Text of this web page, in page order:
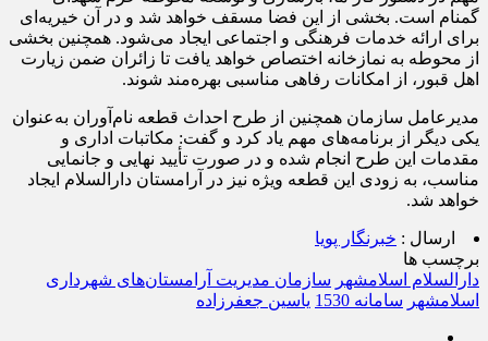
گمنام است. بخشی از این فضا مسقف خواهد شد و در آن خیریه‌ای
برای ارائه خدمات فرهنگی و اجتماعی ایجاد می‌شود. همچنین بخشی
از محوطه به نمازخانه اختصاص خواهد یافت تا زائران ضمن زیارت
اهل قبور، از امکانات رفاهی مناسبی بهره‌مند شوند.
مدیرعامل سازمان همچنین از طرح احداث قطعه نام‌آوران به‌عنوان
یکی دیگر از برنامه‌های مهم یاد کرد و گفت: مکاتبات اداری و
مقدمات این طرح انجام شده و در صورت تأیید نهایی و جانمایی
مناسب، به زودی این قطعه ویژه نیز در آرامستان دارالسلام ایجاد
خواهد شد.
ارسال : خبرنگار پویا
برچسب ها
دارالسلام اسلامشهر سازمان مدیریت آرامستان‌های شهرداری
اسلامشهر سامانه 1530 یاسین جعفرزاده